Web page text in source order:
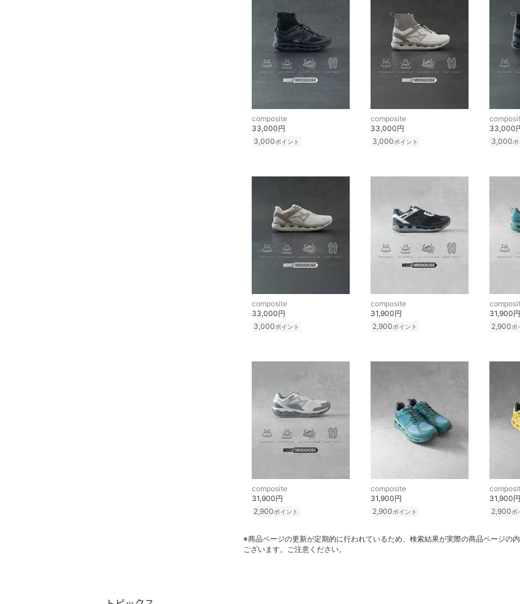
composite
33,000円
3,000ポイント
composite
33,000円
3,000ポイント
33,000
3,000ポ
composite
33,000円
3,000ポイント
composite
31,900円
2,900ポイント
31,900円
2,900ポ
composite
31,900円
2,900ポイント
composite
31,900円
2,900ポイント
31,900円
2,900ポ
※商品ページの更新が定期的に行われているため、検索結果が実際の商品ページの
ございます。ご注意ください。